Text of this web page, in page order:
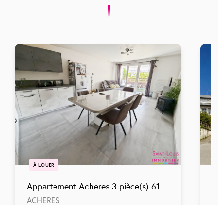
À LOUER
Appartement Acheres 3 pièce(s) 61.70 m2
ACHERES